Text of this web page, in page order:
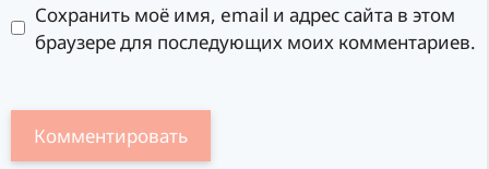
Сохранить моё имя, email и адрес сайта в этом
браузере для последующих моих комментариев.